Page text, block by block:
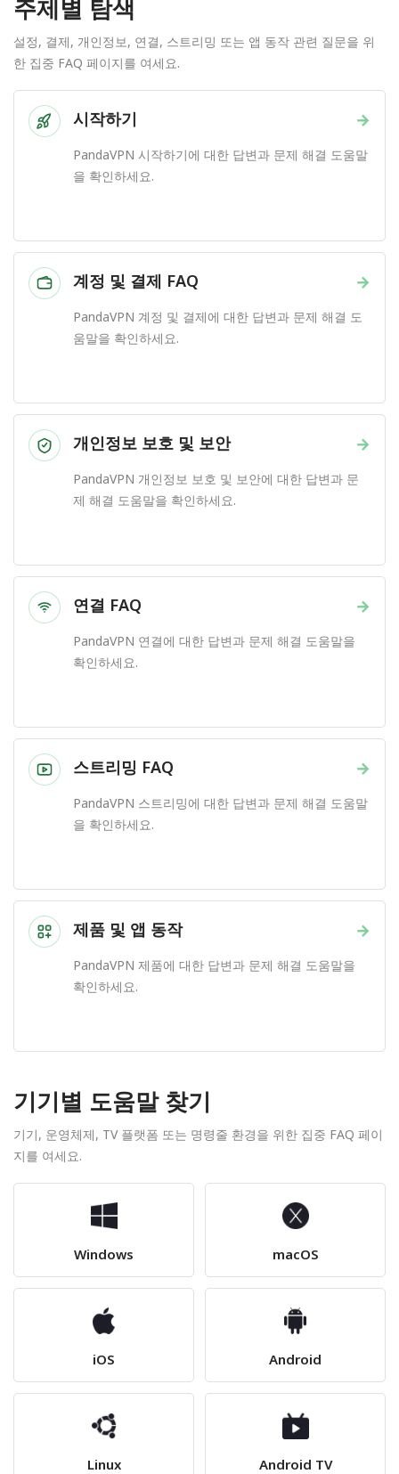
주제별 탐색
설정, 결제, 개인정보, 연결, 스트리밍 또는 앱 동작 관련 질문을 위
한 집중 FAQ 페이지를 여세요.
→
시작하기
PandaVPN 시작하기에 대한 답변과 문제 해결 도움말
을 확인하세요.
→
계정 및 결제 FAQ
PandaVPN 계정 및 결제에 대한 답변과 문제 해결 도
움말을 확인하세요.
→
개인정보 보호 및 보안
PandaVPN 개인정보 보호 및 보안에 대한 답변과 문
제 해결 도움말을 확인하세요.
→
연결 FAQ
PandaVPN 연결에 대한 답변과 문제 해결 도움말을
확인하세요.
→
스트리밍 FAQ
PandaVPN 스트리밍에 대한 답변과 문제 해결 도움말
을 확인하세요.
→
제품 및 앱 동작
PandaVPN 제품에 대한 답변과 문제 해결 도움말을
확인하세요.
기기별 도움말 찾기
기기, 운영체제, TV 플랫폼 또는 명령줄 환경을 위한 집중 FAQ 페이
지를 여세요.
Windows macOS
iOS Android
Linux Android TV